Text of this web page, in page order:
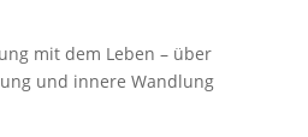
mit dem Leben – über
und innere Wandlung